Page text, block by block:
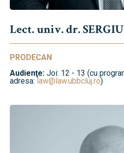
Lect. univ. dr.
PRODECAN
Audienţe: Joi: 12 - 13 (cu
adresa:law@law.ubbcluj.ro)